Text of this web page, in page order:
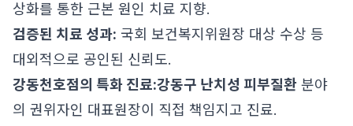
상화를 통한 근본 원인 치료 지향.
검증된 치료 성과: 국회 보건복지위원장 대상 수상 등
대외적으로 공인된 신뢰도.
강동천호점의 특화 진료:강동구 난치성 피부질환 분야
의 권위자인 대표원장이 직접 책임지고 진료.